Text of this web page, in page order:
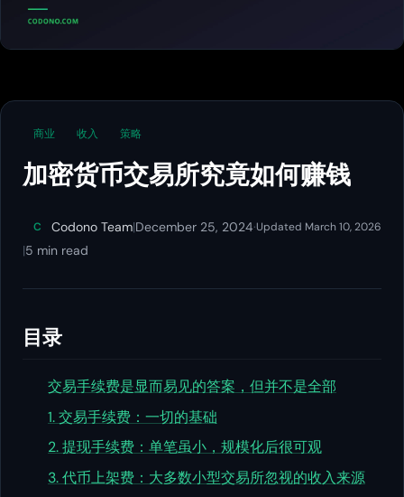
商业 收入 策略
加密货币交易所究竟如何赚钱
C Codono Team|December 25, 2024·Updated March 10, 2026
|5 min read
目录
交易手续费是显而易见的答案，但并不是全部
1. 交易手续费：一切的基础
2. 提现手续费：单笔虽小，规模化后很可观
3. 代币上架费：大多数小型交易所忽视的收入来源